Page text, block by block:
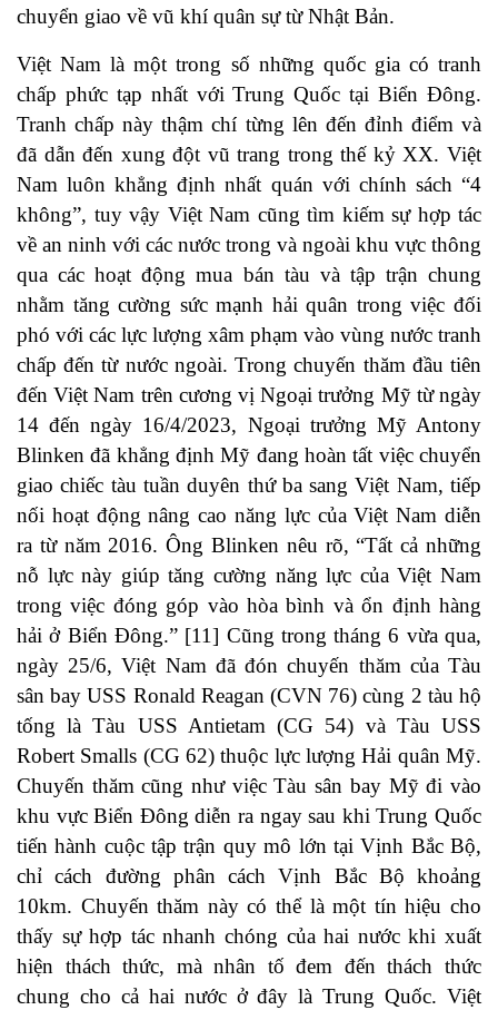
chuyển giao về vũ khí quân sự từ Nhật Bản.
Việt Nam là một trong số những quốc gia có tranh
chấp phức tạp nhất với Trung Quốc tại Biển Đông.
Tranh chấp này thậm chí từng lên đến đỉnh điểm và
đã dẫn đến xung đột vũ trang trong thế kỷ XX. Việt
Nam luôn khẳng định nhất quán với chính sách “4
không”, tuy vậy Việt Nam cũng tìm kiếm sự hợp tác
về an ninh với các nước trong và ngoài khu vực thông
qua các hoạt động mua bán tàu và tập trận chung
nhằm tăng cường sức mạnh hải quân trong việc đối
phó với các lực lượng xâm phạm vào vùng nước tranh
chấp đến từ nước ngoài. Trong chuyến thăm đầu tiên
đến Việt Nam trên cương vị Ngoại trưởng Mỹ từ ngày
14 đến ngày 16/4/2023, Ngoại trưởng Mỹ Antony
Blinken đã khẳng định Mỹ đang hoàn tất việc chuyển
giao chiếc tàu tuần duyên thứ ba sang Việt Nam, tiếp
nối hoạt động nâng cao năng lực của Việt Nam diễn
ra từ năm 2016. Ông Blinken nêu rõ, “Tất cả những
nỗ lực này giúp tăng cường năng lực của Việt Nam
trong việc đóng góp vào hòa bình và ổn định hàng
hải ở Biển Đông.” [11] Cũng trong tháng 6 vừa qua,
ngày 25/6, Việt Nam đã đón chuyến thăm của Tàu
sân bay USS Ronald Reagan (CVN 76) cùng 2 tàu hộ
tống là Tàu USS Antietam (CG 54) và Tàu USS
Robert Smalls (CG 62) thuộc lực lượng Hải quân Mỹ.
Chuyến thăm cũng như việc Tàu sân bay Mỹ đi vào
khu vực Biển Đông diễn ra ngay sau khi Trung Quốc
tiến hành cuộc tập trận quy mô lớn tại Vịnh Bắc Bộ,
chỉ cách đường phân cách Vịnh Bắc Bộ khoảng
10km. Chuyến thăm này có thể là một tín hiệu cho
thấy sự hợp tác nhanh chóng của hai nước khi xuất
hiện thách thức, mà nhân tố đem đến thách thức
chung cho cả hai nước ở đây là Trung Quốc. Việt